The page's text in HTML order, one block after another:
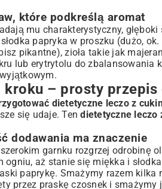
które podkreślą aromat
mu charakterystyczny,
papryka w proszku (dużo,
pikantne), zioła takie jak
lub erytrytolu do zbalansowania
– prosty przepis
dietetyczne leczo z
się udaje. Tendietetyczne leczo
dodawania ma znaczenie
garnku rozgrzej odrobinę
ogniu, aż stanie się miękka i
paprykę. Smażymy razem
przez praskę czosnek i